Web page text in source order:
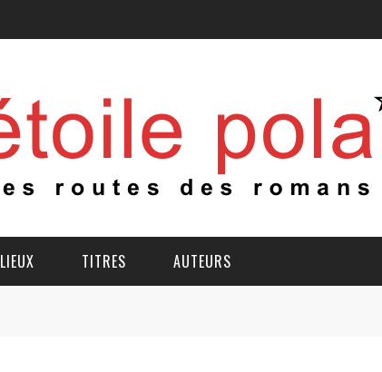
LIEUX TITRES AUTEURS